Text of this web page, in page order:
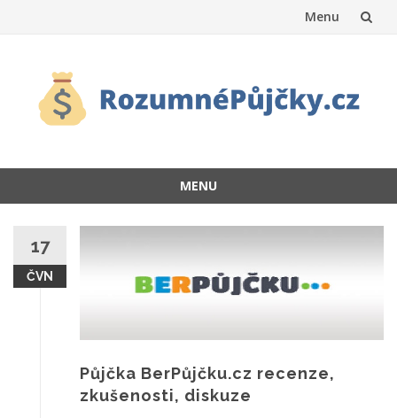
Menu
obsah
MENU
17
ČVN
Půjčka BerPůjčku.cz recenze,
zkušenosti, diskuze